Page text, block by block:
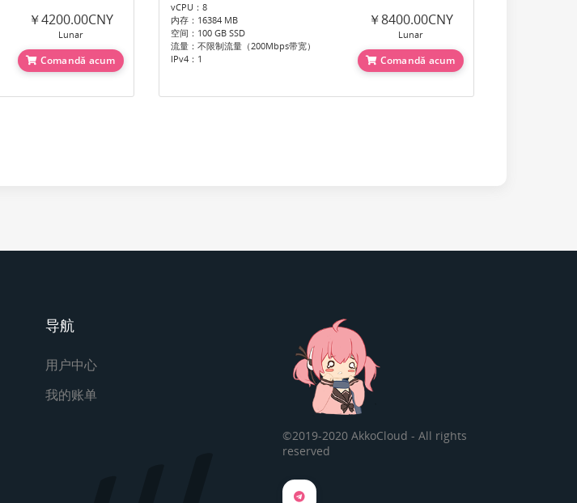
￥4200.00CNY
Lunar
Comandă acum
vCPU：8
内存：16384 MB
空间：100 GB SSD
流量：不限制流量（200Mbps带宽）
IPv4：1
￥8400.00CNY
Lunar
Comandă acum
导航
用户中心
我的账单
©2019-2020 AkkoCloud - All rights
reserved